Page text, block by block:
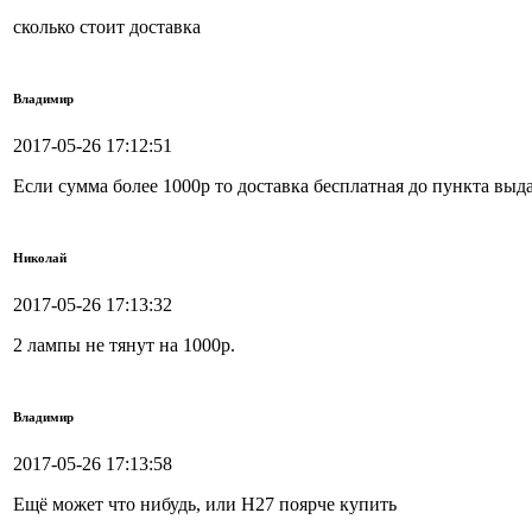
сколько стоит доставка
Владимир
2017-05-26 17:12:51
Если сумма более 1000р то доставка бесплатная до пункта
Николай
2017-05-26 17:13:32
2 лампы не тянут на 1000р.
Владимир
2017-05-26 17:13:58
Ещё может что нибудь, или Н27 поярче купить